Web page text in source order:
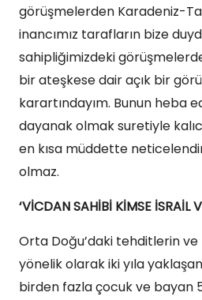
görüşmelerden Karadeniz-
inancımız tarafların bize
sahipliğimizdeki
bir ateşkese dair açık bir
karartındayım. Bunun heba
dayanak olmak suretiyle
en kısa müddette
olmaz.
‘VİCDAN SAHİBİ KİMSE İSRAİL
Orta Doğu’daki tehditlerin ve
yönelik olarak iki yıla
birden fazla çocuk ve bayan